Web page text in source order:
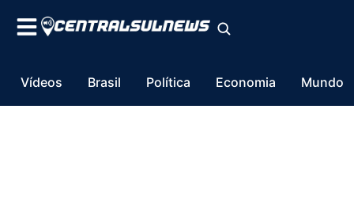
Vídeos Brasil Política Economia Mundo